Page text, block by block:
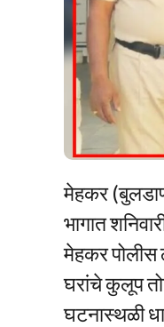
मेहकर
भागात
मेहकर पोलीस
घरांचे कुलूप
घटनास्थळी